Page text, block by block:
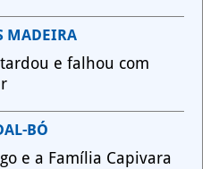
MADEIRA
e falhou com
BÓ
e a Família Capivara